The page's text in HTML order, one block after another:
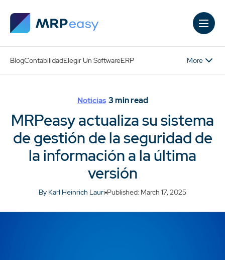
BlogContabilidadElegir Un SoftwareERP More
Noticias 3min read
MRPeasy actualiza su sistema
de gestión de la seguridad de
la información a la última
versión
By Karl Heinrich Lauri Published: March 17, 2025